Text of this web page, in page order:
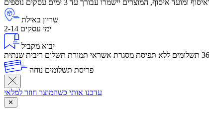
שריון באילת
2-14 ימי עסקים
יבוא מקביל
פריסת תשלומים נוחה
עדכנו אותי כשהמוצר חוזר למלאי
✕